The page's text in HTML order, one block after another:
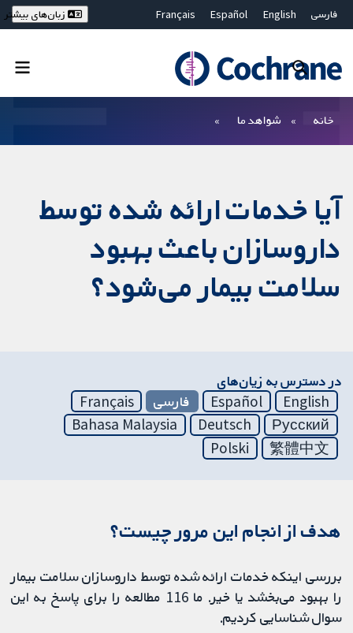
فارسی English
Español
Français
Bahasa Malaysia
ไทย
繁體中文
زبان‌های بیشتر
خانه شواهد ما
آیا خدمات ارائه شده توسط
داروسازان باعث بهبود
سلامت بیمار می‌شود؟
در دسترس به زیان‌های
English
Español فارسی
Français
Русский
Deutsch
Bahasa Malaysia
繁體中文
Polski
هدف از انجام این مرور چیست؟
بررسی اینکه خدمات ارائه شده توسط داروسازان سلامت بیمار
را بهبود می‌بخشد یا خیر. ما 116 مطالعه را برای پاسخ به این
سوال شناسایی کردیم.